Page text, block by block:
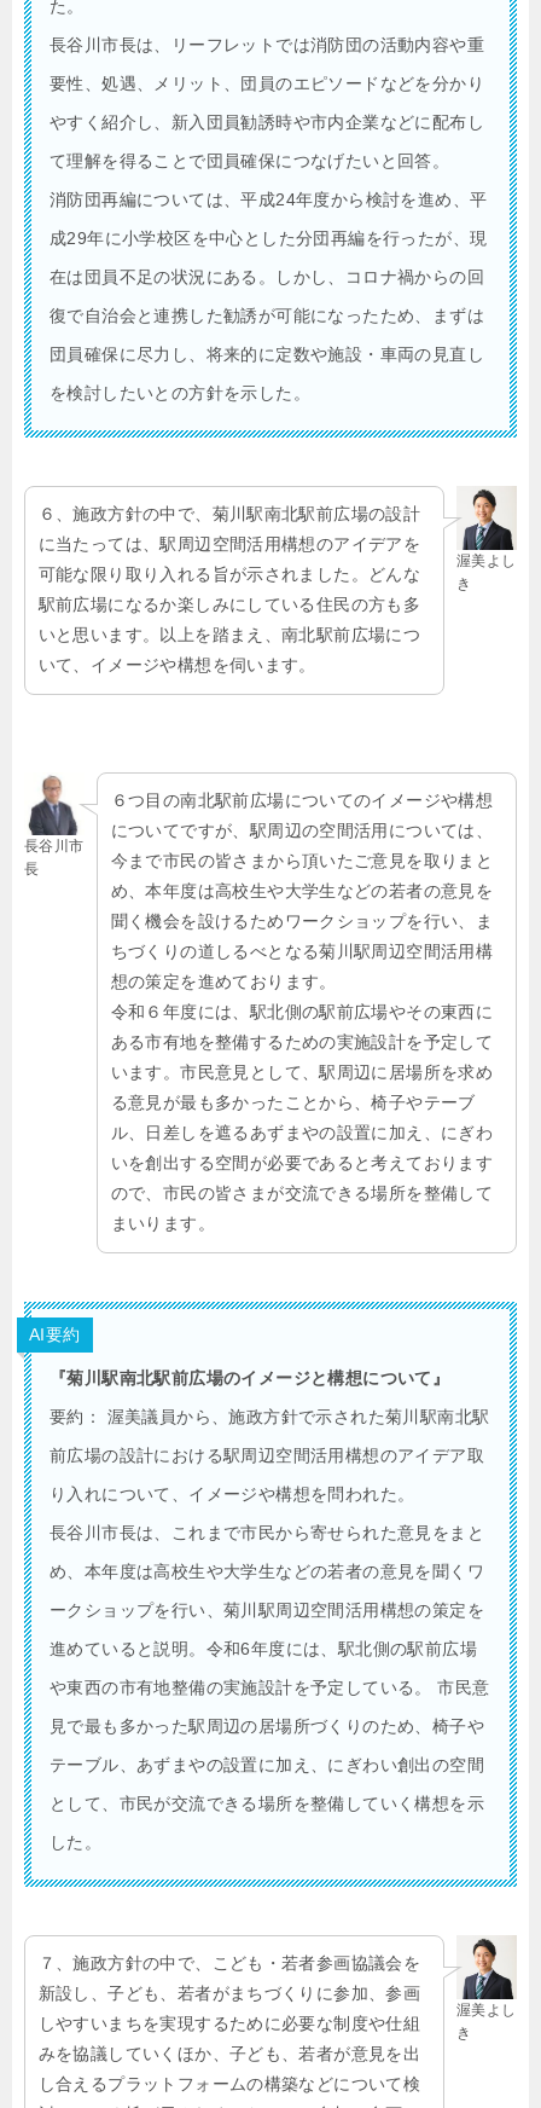
た。
長谷川市長は、リーフレットでは消防団の活動内容や重
要性、処遇、メリット、団員のエピソードなどを分かり
やすく紹介し、新入団員勧誘時や市内企業などに配布し
て理解を得ることで団員確保につなげたいと回答。
消防団再編については、平成24年度から検討を進め、平
成29年に小学校区を中心とした分団再編を行ったが、現
在は団員不足の状況にある。しかし、コロナ禍からの回
復で自治会と連携した勧誘が可能になったため、まずは
団員確保に尽力し、将来的に定数や施設・車両の見直し
を検討したいとの方針を示した。
渥美よし
き
６、施政方針の中で、菊川駅南北駅前広場の設計
に当たっては、駅周辺空間活用構想のアイデアを
可能な限り取り入れる旨が示されました。どんな
駅前広場になるか楽しみにしている住民の方も多
いと思います。以上を踏まえ、南北駅前広場につ
いて、イメージや構想を伺います。
長谷川市
長
６つ目の南北駅前広場についてのイメージや構想
についてですが、駅周辺の空間活用については、
今まで市民の皆さまから頂いたご意見を取りまと
め、本年度は高校生や大学生などの若者の意見を
聞く機会を設けるためワークショップを行い、ま
ちづくりの道しるべとなる菊川駅周辺空間活用構
想の策定を進めております。
令和６年度には、駅北側の駅前広場やその東西に
ある市有地を整備するための実施設計を予定して
います。市民意見として、駅周辺に居場所を求め
る意見が最も多かったことから、椅子やテーブ
ル、日差しを遮るあずまやの設置に加え、にぎわ
いを創出する空間が必要であると考えております
ので、市民の皆さまが交流できる場所を整備して
まいります。
AI要約
『菊川駅南北駅前広場のイメージと構想について』
要約： 渥美議員から、施政方針で示された菊川駅南北駅
前広場の設計における駅周辺空間活用構想のアイデア取
り入れについて、イメージや構想を問われた。
長谷川市長は、これまで市民から寄せられた意見をまと
め、本年度は高校生や大学生などの若者の意見を聞くワ
ークショップを行い、菊川駅周辺空間活用構想の策定を
進めていると説明。令和6年度には、駅北側の駅前広場
や東西の市有地整備の実施設計を予定している。 市民意
見で最も多かった駅周辺の居場所づくりのため、椅子や
テーブル、あずまやの設置に加え、にぎわい創出の空間
として、市民が交流できる場所を整備していく構想を示
した。
渥美よし
き
７、施政方針の中で、こども・若者参画協議会を
新設し、子ども、若者がまちづくりに参加、参画
しやすいまちを実現するために必要な制度や仕組
みを協議していくほか、子ども、若者が意見を出
し合えるプラットフォームの構築などについて検